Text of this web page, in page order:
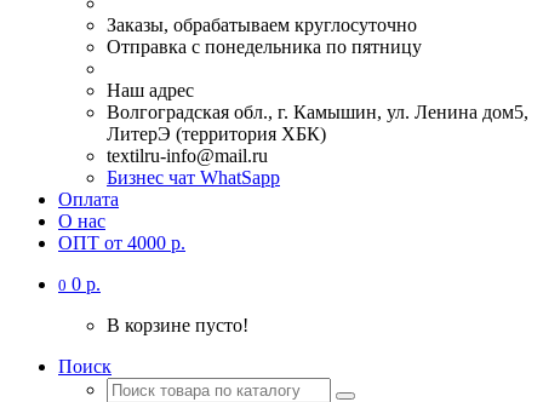
Заказы, обрабатываем круглосуточно
Отправка с понедельника по пятницу
Наш адрес
Волгоградская обл., г. Камышин, ул. Ленина дом5,
ЛитерЭ (территория ХБК)
textilru-info@mail.ru
Бизнес чат WhatSapp
Оплата
О нас
ОПТ от 4000 р.
0 0 р.
В корзине пусто!
Поиск